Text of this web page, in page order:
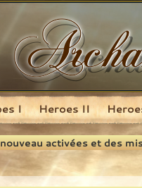
I Heroes II
activées et des